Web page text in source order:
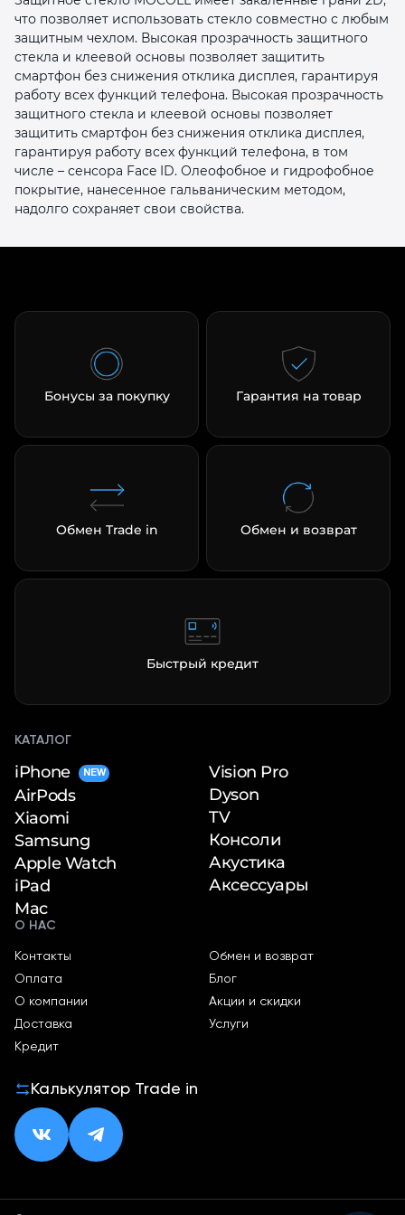
что позволяет использовать стекло совместно с любым
защитным чехлом. Высокая прозрачность защитного
стекла и клеевой основы позволяет защитить
смартфон без снижения отклика дисплея, гарантируя
работу всех функций телефона. Высокая прозрачность
защитного стекла и клеевой основы позволяет
защитить смартфон без снижения отклика дисплея,
гарантируя работу всех функций телефона, в том
числе – сенсора Face ID. Олеофобное и гидрофобное
покрытие, нанесенное гальваническим методом,
надолго сохраняет свои свойства.
Бонусы за покупку Гарантия на товар
Обмен Trade in Обмен и возврат
Быстрый кредит
КАТАЛОГ
iPhone NEW
AirPods
Xiaomi
Samsung
Apple Watch
iPad
Mac
Vision Pro
Dyson
TV
Консоли
Акустика
Аксессуары
О НАС
Контакты
Оплата
О компании
Доставка
Кредит
Обмен и возврат
Блог
Акции и скидки
Услуги
Калькулятор Trade in
раз в 2 недели